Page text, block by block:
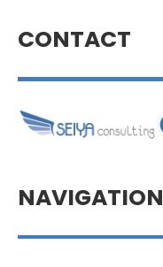
CONTACT
NAVIGATION